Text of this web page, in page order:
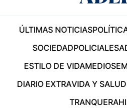
ÚLTIMAS NOTICIAS
SOCIEDADPOLICIALES
ESTILO DE VIDAMEDIOS
DIARIO EXTRAVIDA Y
TRANQUERA